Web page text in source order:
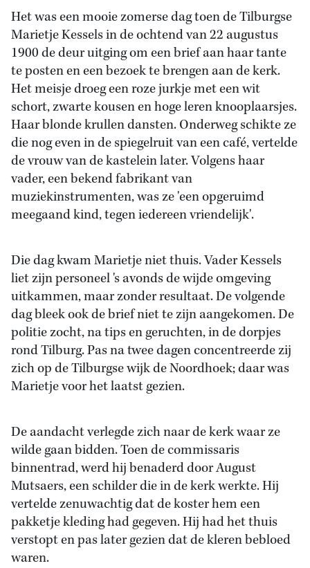
Het was een mooie zomerse dag toen de Tilburgse
Marietje Kessels in de ochtend van 22 augustus
1900 de deur uitging om een brief aan haar tante
te posten en een bezoek te brengen aan de kerk.
Het meisje droeg een roze jurkje met een wit
schort, zwarte kousen en hoge leren knooplaarsjes.
Haar blonde krullen dansten. Onderweg schikte ze
die nog even in de spiegelruit van een café, vertelde
de vrouw van de kastelein later. Volgens haar
vader, een bekend fabrikant van
muziekinstrumenten, was ze 'een opgeruimd
meegaand kind, tegen iedereen vriendelijk'.
Die dag kwam Marietje niet thuis. Vader Kessels
liet zijn personeel 's avonds de wijde omgeving
uitkammen, maar zonder resultaat. De volgende
dag bleek ook de brief niet te zijn aangekomen. De
politie zocht, na tips en geruchten, in de dorpjes
rond Tilburg. Pas na twee dagen concentreerde zij
zich op de Tilburgse wijk de Noordhoek; daar was
Marietje voor het laatst gezien.
De aandacht verlegde zich naar de kerk waar ze
wilde gaan bidden. Toen de commissaris
binnentrad, werd hij benaderd door August
Mutsaers, een schilder die in de kerk werkte. Hij
vertelde zenuwachtig dat de koster hem een
pakketje kleding had gegeven. Hij had het thuis
verstopt en pas later gezien dat de kleren bebloed
waren.